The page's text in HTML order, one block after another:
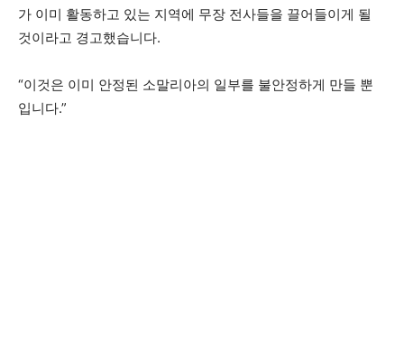
가 이미 활동하고 있는 지역에 무장 전사들을 끌어들이게 될
것이라고 경고했습니다.
“이것은 이미 안정된 소말리아의 일부를 불안정하게 만들 뿐
입니다.”